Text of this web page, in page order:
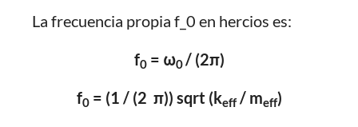
La frecuencia propia f_0 en hercios es:
f0= ω0/ (2π)
f0= (1 / (2 π)) sqrt (keff/ meff)